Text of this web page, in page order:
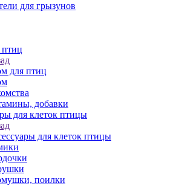
для грызунов
для птиц
добавки
для клеток птицы
для клеток птицы
поилки